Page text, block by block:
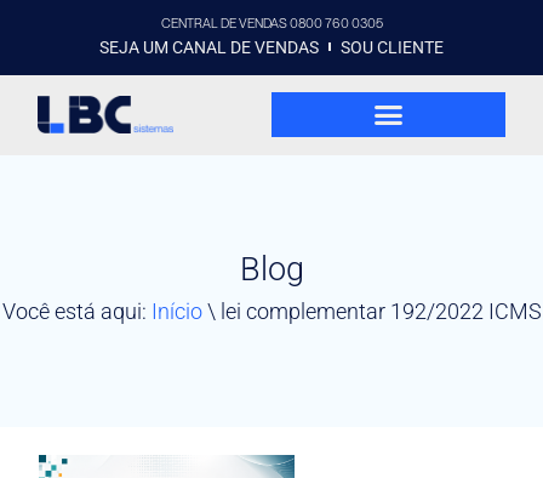
CENTRAL DE VENDAS 0800 760 0305
SEJA UM CANAL DE VENDAS SOU CLIENTE
Blog
Você está aqui: Início\ lei complementar 192/2022 ICMS